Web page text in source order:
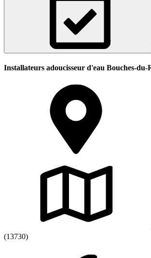
Installateurs adoucisseur d'eau Bouches-du-
(13730)